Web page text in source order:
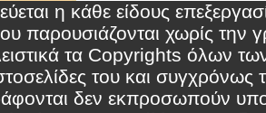
η κάθε είδους
παρουσιάζονται χωρίς την
τα Copyrights όλων
του και
δεν εκπροσωπούν